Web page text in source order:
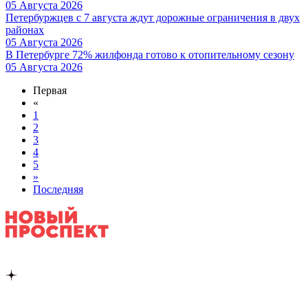
05 Августа 2026
Петербуржцев с 7 августа ждут дорожные ограничения в двух
районах
05 Августа 2026
В Петербурге 72% жилфонда готово к отопительному сезону
05 Августа 2026
Первая
«
1
2
3
4
5
»
Последняя